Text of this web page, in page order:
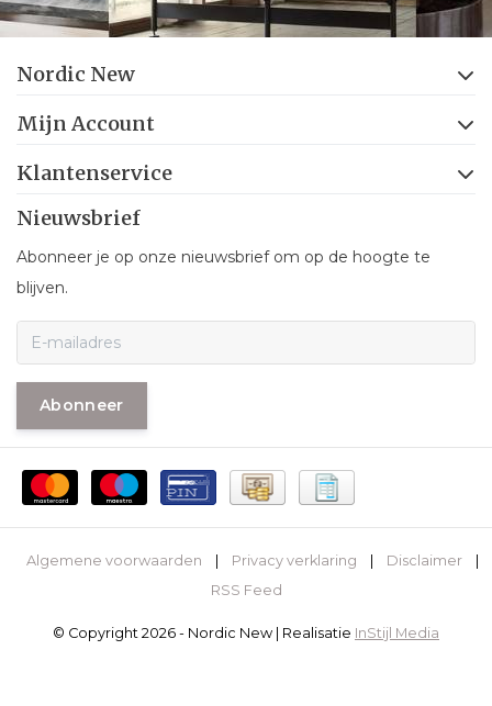
Nordic New
Mijn Account
Klantenservice
Nieuwsbrief
Abonneer je op onze nieuwsbrief om op de hoogte te
blijven.
Abonneer
Algemene voorwaarden Privacy verklaring Disclaimer
RSS Feed
© Copyright 2026 - Nordic New | Realisatie InStijl Media